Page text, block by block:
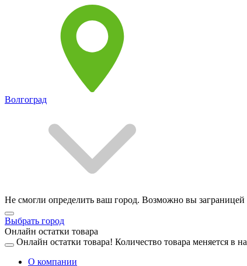
Волгоград
Не смогли определить ваш город. Возможно вы заграницей
Выбрать город
Онлайн остатки товара
Онлайн остатки товара! Количество товара меняется в
О компании